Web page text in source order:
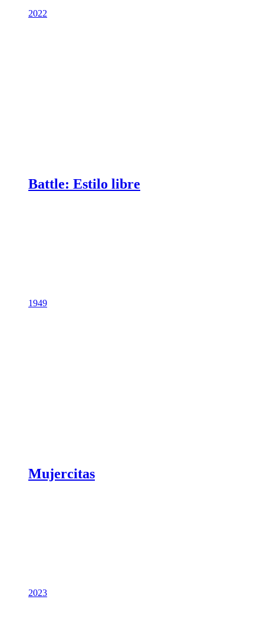
2022
Battle: Estilo libre
1949
Mujercitas
2023